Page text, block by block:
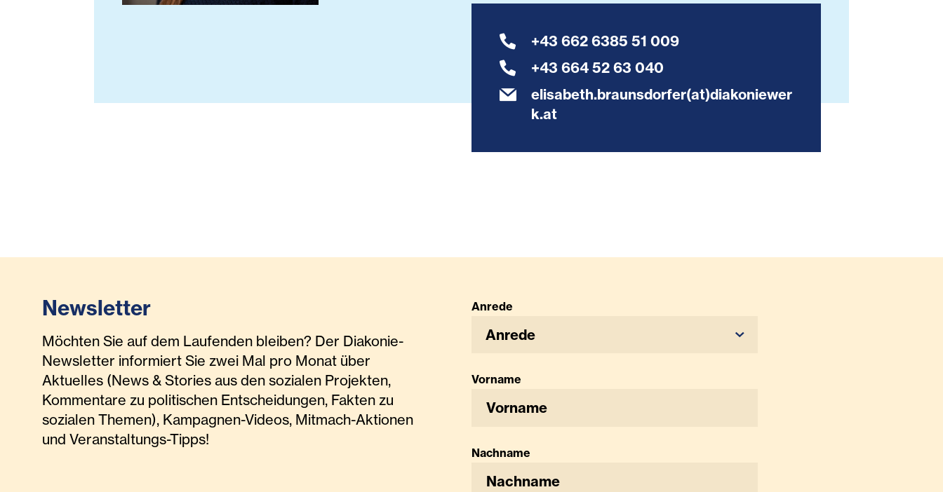
+43 662 6385 51 009
+43 664 52 63 040
elisabeth.braunsdorfer(at)diakoniewer
k.at
Newsletter
Möchten Sie auf dem Laufenden bleiben? Der Diakonie-
Newsletter informiert Sie zwei Mal pro Monat über
Aktuelles (News & Stories aus den sozialen Projekten,
Kommentare zu politischen Entscheidungen, Fakten zu
sozialen Themen), Kampagnen-Videos, Mitmach-Aktionen
und Veranstaltungs-Tipps!
Anrede
Anrede
Vorname
Nachname